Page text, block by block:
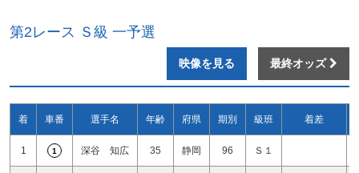
第2レース Ｓ級 一予選
映像を見る 最終オッズ
着 車番 選手名 年齢 府県 期別 級班 着差
1 1 深谷 知広 35 静岡 96 Ｓ１